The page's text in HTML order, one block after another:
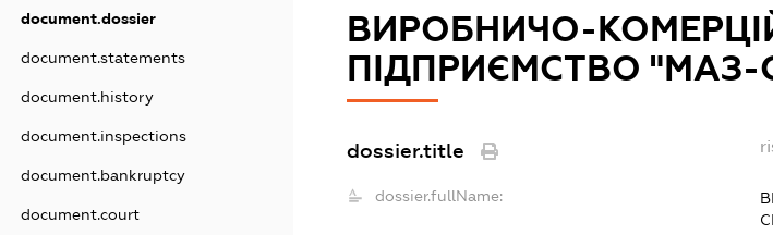
document.dossier
document.statements
document.history
document.inspections
document.bankruptcy
document.court
ВИРОБНИЧО-
ПІДПРИЄМСТВО "МАЗ-
dossier.title
dossier.fullName: